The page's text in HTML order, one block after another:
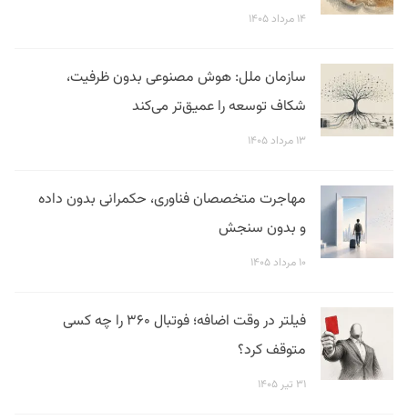
۱۴ مرداد ۱۴۰۵
سازمان ملل: هوش مصنوعی بدون ظرفیت،
شکاف توسعه را عمیق‌تر می‌کند
۱۳ مرداد ۱۴۰۵
مهاجرت متخصصان فناوری، حکمرانی بدون داده
و بدون سنجش
۱۰ مرداد ۱۴۰۵
فیلتر در وقت اضافه؛ فوتبال ۳۶۰ را چه کسی
متوقف کرد؟
۳۱ تیر ۱۴۰۵